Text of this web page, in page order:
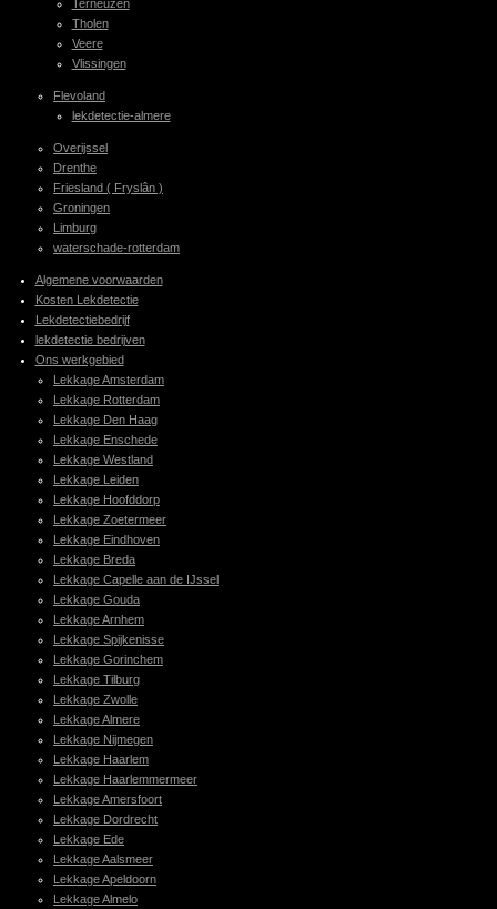
Terneuzen
Tholen
Veere
Vlissingen
Flevoland
lekdetectie-almere
Overijssel
Drenthe
Friesland ( Fryslân )
Groningen
Limburg
waterschade-rotterdam
Algemene voorwaarden
Kosten Lekdetectie
Lekdetectiebedrijf
lekdetectie bedrijven
Ons werkgebied
Lekkage Amsterdam
Lekkage Rotterdam
Lekkage Den Haag
Lekkage Enschede
Lekkage Westland
Lekkage Leiden
Lekkage Hoofddorp
Lekkage Zoetermeer
Lekkage Eindhoven
Lekkage Breda
Lekkage Capelle aan de IJssel
Lekkage Gouda
Lekkage Arnhem
Lekkage Spijkenisse
Lekkage Gorinchem
Lekkage Tilburg
Lekkage Zwolle
Lekkage Almere
Lekkage Nijmegen
Lekkage Haarlem
Lekkage Haarlemmermeer
Lekkage Amersfoort
Lekkage Dordrecht
Lekkage Ede
Lekkage Aalsmeer
Lekkage Apeldoorn
Lekkage Almelo